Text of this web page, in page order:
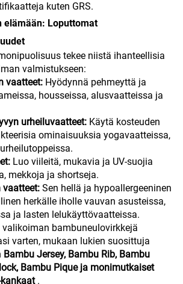
kuten GRS.
elämään: Loputtomat
tekee niistä ihanteellisia
valmistukseen:
vaatteet: Hyödynnä pehmeyttä ja
housseissa, alusvaatteissa ja
urheiluvaatteet: Käytä kosteuden
ominaisuuksia yogavaatteissa,
Luo viileitä, mukavia ja UV-suojia
mekkoja ja shortseja.
vaatteet: Sen hellä ja hypoallergeeninen
herkälle iholle vauvan asusteissa,
ja lasten lelukäyttövaatteissa.
bambuneulovirkkejä
varten, mukaan lukien suosittuja
Bambu Jersey, Bambu Rib, Bambu
Bambu Pique ja monimutkaiset
.